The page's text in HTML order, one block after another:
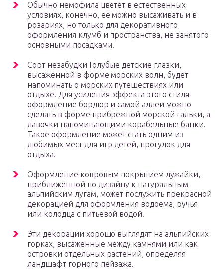
Обычно немофила цветёт в естественных
условиях, конечно, ее можно высаживать и в
розариях, но только для декоративного
оформления клумб и пространства, не занятого
основными посадками.
Сорт незабудки Голубые детские глазки,
высаженной в форме морских волн, будет
напоминать о морских путешествиях или
отдыхе. Для усиления эффекта этого стиля
оформление бордюр и самой аллеи можно
сделать в форме прибрежной морской гальки, а
лавочки напоминающими корабельные банки.
Такое оформление может стать одним из
любимых мест для игр детей, прогулок для
отдыха.
Оформление ковровым покрытием лужайки,
приближённой по дизайну к натуральным
альпийским лугам, может послужить прекрасной
декорацией для оформления водоема, ручья
или колодца с питьевой водой.
Эти декорации хорошо выглядят на альпийских
горках, высаженные между камнями или как
островки отдельных растений, определяя
ландшафт горного пейзажа.